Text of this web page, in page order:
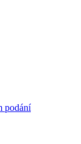
podání